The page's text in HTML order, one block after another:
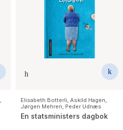
,
Elisabeth Botterli, Askild Hagen,
Jørgen Mehren, Peder Udnæs
En statsministers dagbok